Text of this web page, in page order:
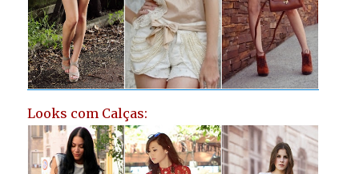
Looks com Calças: